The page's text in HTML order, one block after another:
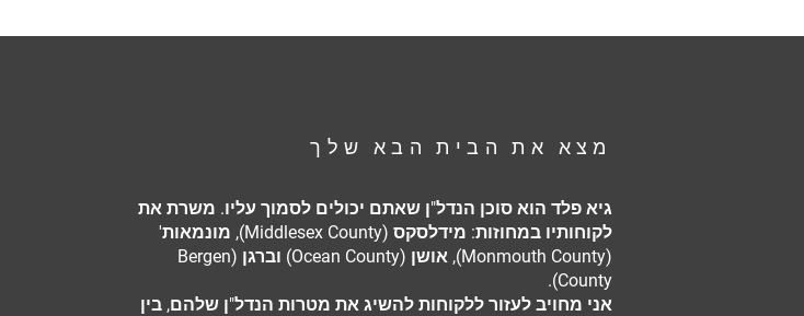
מצא את הבית הבא שלך
גיא פלד הוא סוכן הנדל"ן שאתם יכולים לסמוך עליו. משרת את
לקוחותיו במחוזות: מידלסקס (Middlesex County), מונמאות'
(Monmouth County), אושן (Ocean County) וברגן (Bergen
County).
אני מחויב לעזור ללקוחות להשיג את מטרות הנדל"ן שלהם, בין